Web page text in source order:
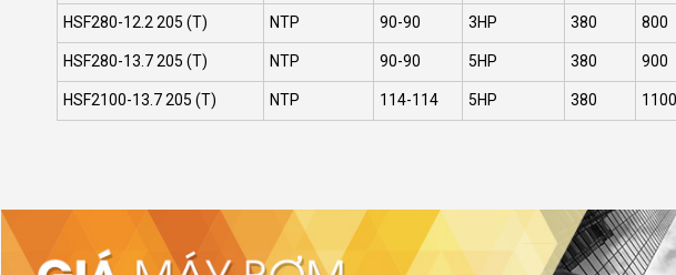
HSF280-12.2 205 (T) NTP 90-90 3HP 380 800
HSF280-13.7 205 (T) NTP 90-90 5HP 380 900
HSF2100-13.7 205 (T) NTP 114-114 5HP 380 1100